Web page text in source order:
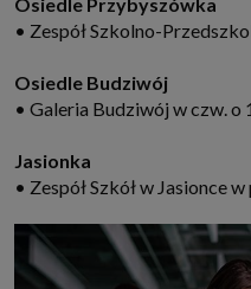
• Zespół Szkolno-
Osiedle Budziwój
• Galeria Budziwój w czw. o
Jasionka
• Zespół Szkół w Jasionce